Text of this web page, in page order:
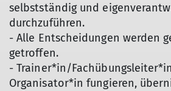
selbstständig und
durchzuführen.
- Alle Entscheidungen werden
getroffen.
- Trainer*in/
Organisator*in fungieren,